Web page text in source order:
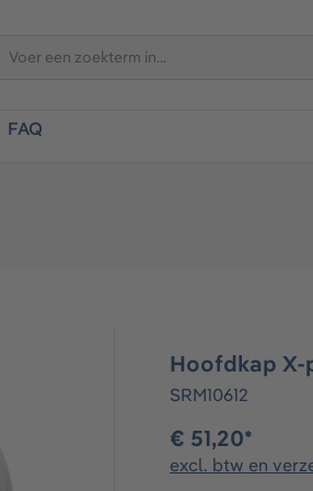
FAQ
Hoofdkap
SRM10612
€ 51,20*
excl. btw en